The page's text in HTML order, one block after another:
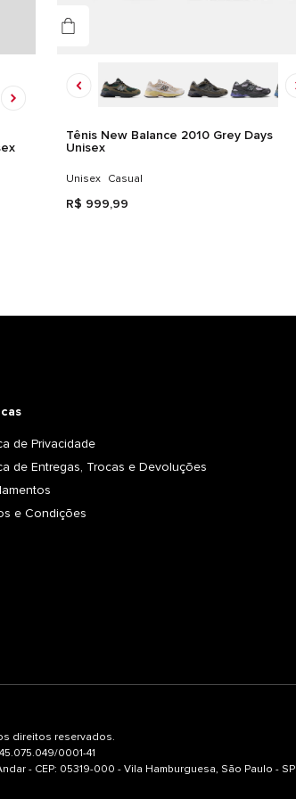
Tênis New Balance 2010 Grey Days
Unisex
Unisex Casual
R$ 999,99
de Privacidade
de Entregas, Trocas e Devoluções
e Condições
direitos reservados.
0001-41
- CEP: 05319-000 - Vila Hamburguesa, São Paulo - SP